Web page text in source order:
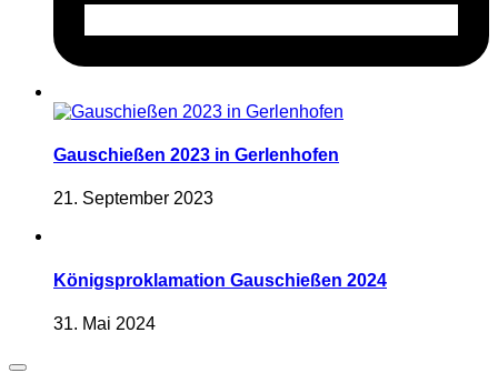
Gauschießen 2023 in Gerlenhofen
21. September 2023
Königsproklamation Gauschießen 2024
31. Mai 2024